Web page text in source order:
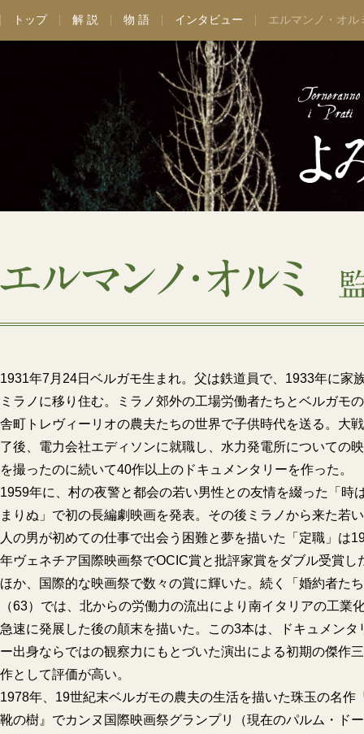
トップ 解 説 物 語 インタビュー エルマンノ・オル
1931年7月24日ベルガモ生まれ。父は鉄道員で、1933年に家
ミラノに移り住む。ミラノ郊外の工場労働者たちとベルガモ
舎町トレヴィーリオの農夫たちの世界で子供時代を送る。大
了後、電力会社エディソンに就職し、水力発電所についての
を撮ったのに続いて40作以上のドキュメンタリーを作った。
1959年に、村の夜警と都会の若い男性との友情を綴った「時
まりぬ」で初の長編劇映画を発表。その後ミラノから来た若
人の男が初めての仕事で出会う困難と夢を描いた「定職」は
年ヴェネチア国際映画祭でOCIC賞と批評家賞をダブル受賞し
ほか、国際的な映画祭で数々の賞に輝いた。続く「婚約者た
（63）では、北からの労働力の流出により南イタリアの工業
急速に発展した後の顛末を描いた。この3本は、ドキュメンタ
ー出身ならではの観察力にもとづいた演出による初期の傑作
作として評価が高い。
1978年、19世紀末ベルガモの農夫の生活を描いた珠玉の名作
靴の樹』でカンヌ国際映画祭グランプリ（現在のパルム・ドー